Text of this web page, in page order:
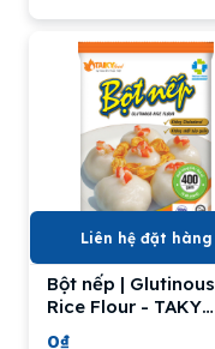
Liên hệ đặt hàng
Bột nếp | Glutinous
Rice Flour - TAKY
FOOD
0₫